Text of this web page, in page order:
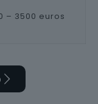
– 3500 euros